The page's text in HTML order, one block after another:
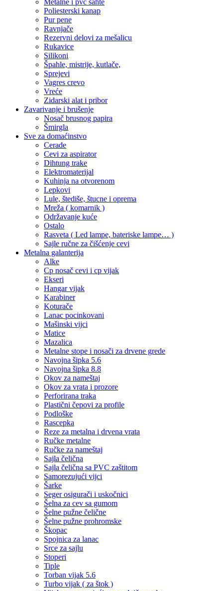
Metalne i pvc šahte
Poliesterski kanap
Pur pene
Ravnjače
Rezervni delovi za mešalicu
Rukavice
Silikoni
Špahle, mistrije, kutlače,
Sprejevi
Vagres crevo
Vreće
Zidarski alat i pribor
Zavarivanje i brušenje
Nosač brusnog papira
Šmirgla
Sve za domaćinstvo
Cerade
Cevi za aspirator
Dihtung trake
Elektromaterijal
Kuhinja na otvorenom
Lepkovi
Lule, štediše, štucne i oprema
Mreža ( komarnik )
Održavanje kuće
Ostalo
Rasveta ( Led lampe, bateriske lampe… )
Sajle ručne za čišćenje cevi
Metalna galanterija
Alke
Cp nosač cevi i cp vijak
Ekseri
Hangar vijak
Karabiner
Koturače
Lanac pocinkovani
Mašinski vijci
Matice
Mazalica
Metalne stope i nosači za drvene grede
Navojna šipka 5.6
Navojna šipka 8.8
Okov za nameštaj
Okov za vrata i prozore
Perforirana traka
Plastični čepovi za profile
Podloške
Rascepka
Reze za metalna i drvena vrata
Ručke metalne
Ručke za nameštaj
Sajla čelična
Sajla čelična sa PVC zaštitom
Samorezujući vijci
Šarke
Seger osigurači i uskočnici
Šelna za cev sa gumom
Šelne pužne čelične
Šelne pužne prohromske
Škopac
Spojnica za lanac
Srce za sajlu
Stoperi
Tiple
Torban vijak 5.6
Turbo vijak ( za štok )